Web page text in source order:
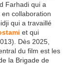
Farhadi qui a
collaboration
qui a travaillé
et qui
Dès 2025,
du film est les
la Brigade de